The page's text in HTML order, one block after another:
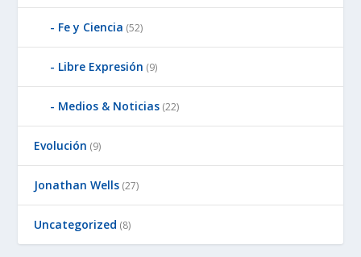
Fe y Ciencia (52)
Libre Expresión (9)
Medios & Noticias (22)
Evolución (9)
Jonathan Wells (27)
Uncategorized (8)